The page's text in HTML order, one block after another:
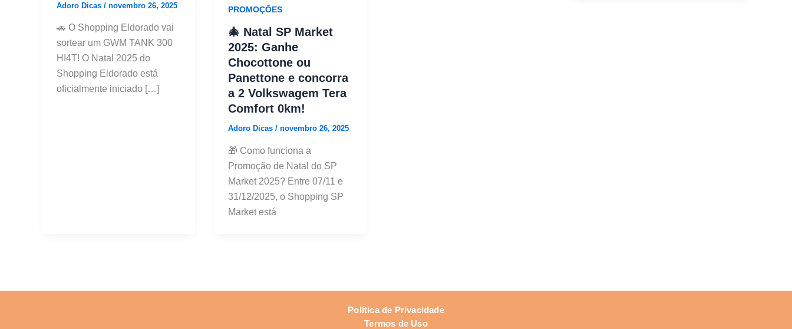
Adoro Dicas / novembro 26, 2025
🚗 O Shopping Eldorado vai
sortear um GWM TANK 300
HI4T! O Natal 2025 do
Shopping Eldorado está
oficialmente iniciado […]
PROMOÇÕES
🎄 Natal SP Market
2025: Ganhe
Chocottone ou
Panettone e concorra
a 2 Volkswagem Tera
Comfort 0km!
Adoro Dicas / novembro 26, 2025
🎁 Como funciona a
Promoção de Natal do SP
Market 2025? Entre 07/11 e
31/12/2025, o Shopping SP
Market está
Política de Privacidade
Termos de Uso